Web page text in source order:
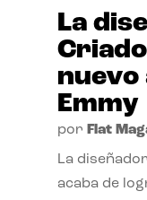
La
nuevo
Emmy
por Flat
La
acaba de